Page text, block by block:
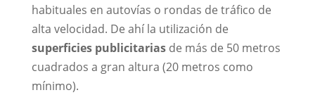
habituales en autovías o rondas de tráfico de
alta velocidad. De ahí la utilización de
superficies publicitariasde más de 50 metros
cuadrados a gran altura (20 metros como
mínimo).